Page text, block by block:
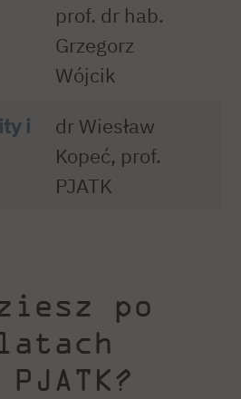
prof. dr hab.
Grzegorz
Wójcik
i
dr Wiesław
Kopeć, prof.
PJATK
po